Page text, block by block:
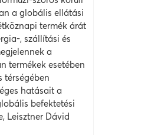
a globális ellátási
termék árát
, szállítási és
a
termékek esetében
térségében
hatásait a
befektetési
Leisztner Dávid